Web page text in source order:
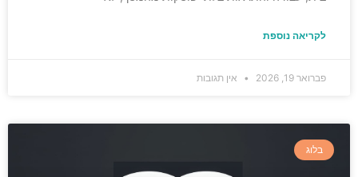
לקריאה נוספת
פברואר 19, 2026 אין תגובות
בלוג